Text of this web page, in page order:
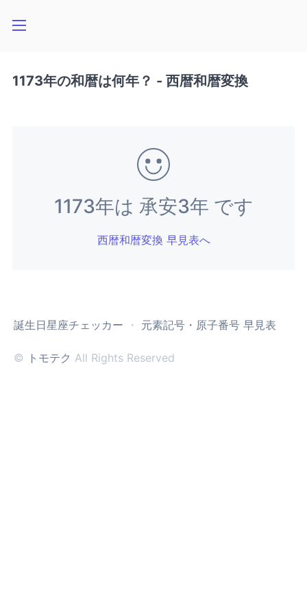
1173年の和暦は何年？ - 西暦和暦変換
1173年は 承安3年 です
西暦和暦変換 早見表へ
誕生日星座チェッカー ・ 元素記号・原子番号 早見表
© トモテク All Rights Reserved